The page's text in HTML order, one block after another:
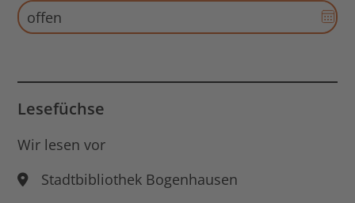
Lesefüchse
Wir lesen vor
Stadtbibliothek Bogenhausen